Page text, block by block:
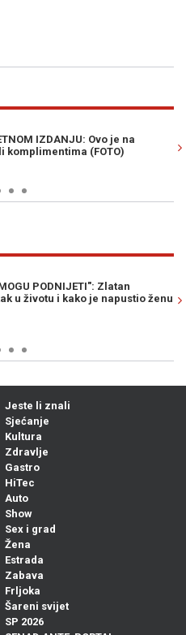
"PAO" ŠANER LAŽNJAKA:
poznatih marki vrijedne 13,6
NA POMOLU JE
mogao ostati bez unosnog
Jeste li znali
Sjećanje
Kultura
Zdravlje
Gastro
HiTec
Auto
Show
Sex i grad
Žena
Estrada
Zabava
Frljoka
Šareni svijet
SP 2026